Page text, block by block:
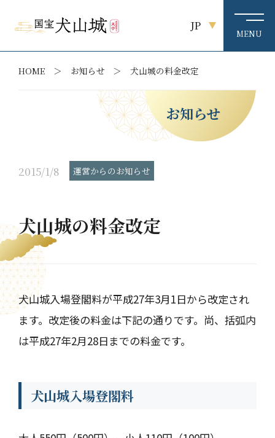
JP
HOME お知らせ 犬山城の料金改定
お知らせ
2015/1/8 運営からのお知らせ
犬山城の料金改定
犬山城入場登閣料が平成27年3月1日から改定され
ます。改定後の料金は下記の通りです。尚、括弧内
は平成27年2月28日までの料金です。
犬山城入場登閣料